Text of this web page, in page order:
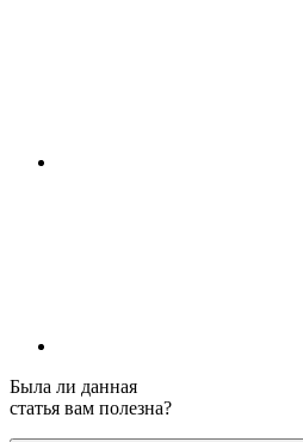
Была ли данная
статья вам полезна?